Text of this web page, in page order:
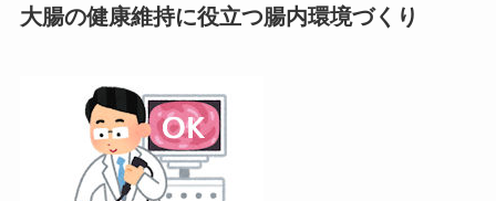
大腸の健康維持に役立つ腸内環境づくり